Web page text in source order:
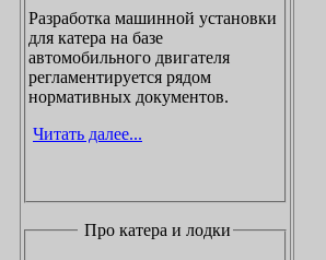
Разработка машинной установки
для катера на базе
автомобильного двигателя
регламентируется рядом
нормативных документов.
Читать далее...
Про катера и лодки